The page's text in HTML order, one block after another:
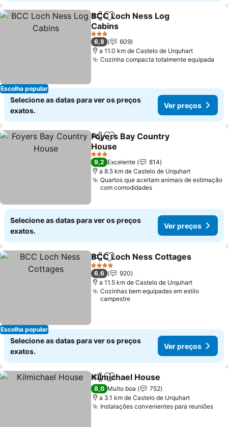
Escolha popular
PartilharAdicionar aos favoritos
BCC Loch Ness Log
Cabins
Ver preços
3 Estrelas
6,8
609
a 11.0 km de Castelo de Urquhart
Cozinha compacta totalmente equipada
Selecione as datas para ver os preços
exatos.
Ver preços
PartilharAdicionar aos favoritos
Foyers Bay Country
House
Ver preços
3 Estrelas
9,2 Excelente
814
a 8.5 km de Castelo de Urquhart
Quartos que aceitam animais de estimação
com comodidades
Selecione as datas para ver os preços
exatos.
Ver preços
Escolha popular
PartilharAdicionar aos favoritos
BCC Loch Ness Cottages
4 Estrelas
6,6
920
a 11.5 km de Castelo de Urquhart
Cozinhas bem equipadas em estilo
campestre
Selecione as datas para ver os preços
exatos.
Ver preços
PartilharAdicionar aos favoritos
Kilmichael House
8,0 Muito boa
752
a 3.1 km de Castelo de Urquhart
Instalações convenientes para reuniões